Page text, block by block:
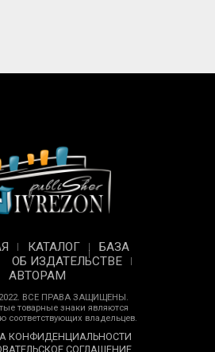
КАТАЛОГ
БАЗА
ОБ ИЗДАТЕЛЬСТВЕ
АВТОРАМ
2022. ВСЕ ПРАВА ЗАЩИЩЕНЫ.
товарные знаки являются
соответствующих владельцев.
КОНФИДЕНЦИАЛЬНОСТИ
СОГЛАШЕНИЕ